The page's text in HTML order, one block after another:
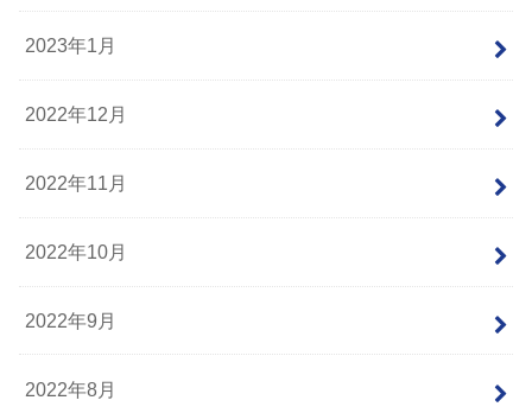
2023年1月
2022年12月
2022年11月
2022年10月
2022年9月
2022年8月